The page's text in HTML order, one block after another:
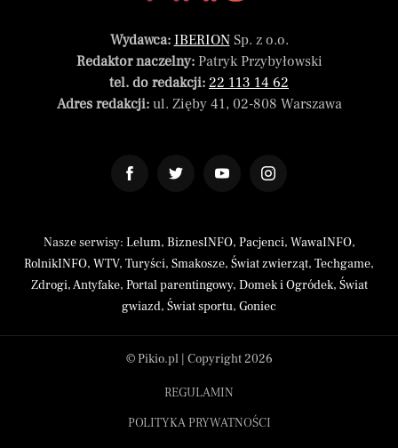
Wydawca: IBERIONSp. z o.o.
Redaktor naczelny:Patryk Przybyłowski
tel. do redakcji: 22 113 14 62
Adres redakcji:ul. Zięby 41, 02-808 Warszawa
Nasze serwisy: Lelum, BiznesINFO, Pacjenci, WawaINFO,
RolnikINFO, WTV, Turyści, Smakosze, Świat zwierząt, Techgame,
Zdrogi,Antyfake, Portal parentingowy, Domek i Ogródek, Świat
gwiazd, Świat sportu, Goniec
© Pikio.pl | Copyright 2026
REGULAMIN
POLITYKA PRYWATNOŚCI